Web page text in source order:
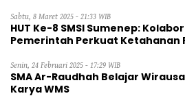
Sabtu, 8 Maret 2025 - 21:33 WIB
HUT Ke-8 SMSI Sumenep:
Pemerintah Perkuat Ketahanan
Senin, 24 Februari 2025 - 17:29 WIB
SMA Ar-Raudhah Belajar
Karya WMS